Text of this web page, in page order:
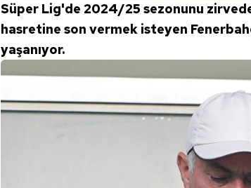
Süper Lig'de 2024/25 sezonunu
hasretine son vermek isteyen
yaşanıyor.